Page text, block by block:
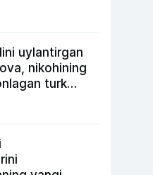
uylantirgan
nikohining
turk
qasriga
Rahimova